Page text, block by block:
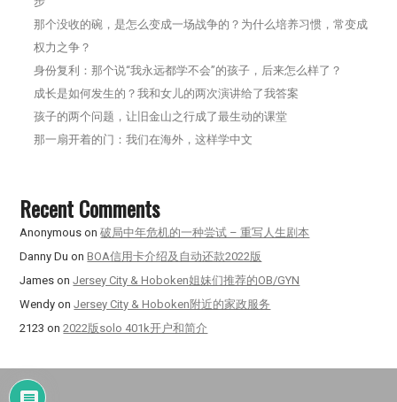
那个没收的碗，是怎么变成一场战争的？为什么培养习惯，常变成
权力之争？
身份复利：那个说“我永远都学不会”的孩子，后来怎么样了？
成长是如何发生的？我和女儿的两次演讲给了我答案
孩子的两个问题，让旧金山之行成了最生动的课堂
那一扇开着的门：我们在海外，这样学中文
Recent Comments
Anonymous on破局中年危机的一种尝试 – 重写人生剧本
Danny Du onBOA信用卡介绍及自动还款2022版
James onJersey City & Hoboken姐妹们推荐的OB/GYN
Wendy onJersey City & Hoboken附近的家政服务
2123 on2022版solo 401k开户和简介